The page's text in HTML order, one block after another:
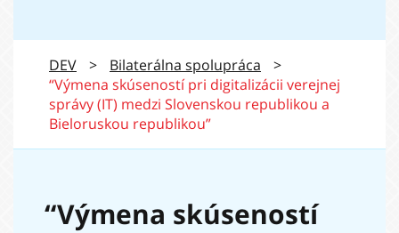
DEV > Bilaterálna spolupráca
>
“Výmena skúseností pri digitalizácii verejnej
správy (IT) medzi Slovenskou republikou a
Bieloruskou republikou”
“Výmena skúseností